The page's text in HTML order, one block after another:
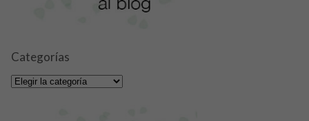
Categorías
Categorías